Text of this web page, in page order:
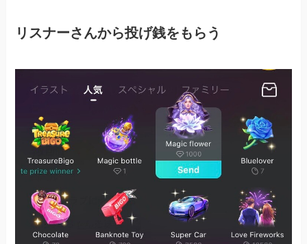
リスナーさんから投げ銭をもらう